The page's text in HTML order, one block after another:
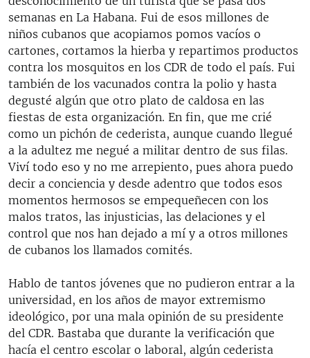
semanas en La Habana. Fui de esos millones de
niños cubanos que acopiamos pomos vacíos o
cartones, cortamos la hierba y repartimos productos
contra los mosquitos en los CDR de todo el país. Fui
también de los vacunados contra la polio y hasta
degusté algún que otro plato de caldosa en las
fiestas de esta organización. En fin, que me crié
como un pichón de cederista, aunque cuando llegué
a la adultez me negué a militar dentro de sus filas.
Viví todo eso y no me arrepiento, pues ahora puedo
decir a conciencia y desde adentro que todos esos
momentos hermosos se empequeñecen con los
malos tratos, las injusticias, las delaciones y el
control que nos han dejado a mí y a otros millones
de cubanos los llamados comités.
Hablo de tantos jóvenes que no pudieron entrar a la
universidad, en los años de mayor extremismo
ideológico, por una mala opinión de su presidente
del CDR. Bastaba que durante la verificación que
hacía el centro escolar o laboral, algún cederista